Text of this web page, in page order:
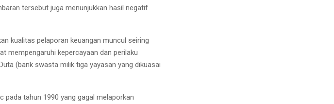
tersebut juga menunjukkan hasil negatif
kualitas pelaporan keuangan muncul seiring
mempengaruhi kepercayaan dan perilaku
(bank swasta milik tiga yayasan yang dikuasai
pada tahun 1990 yang gagal melaporkan